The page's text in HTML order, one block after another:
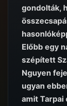
gondolták,
Előbb egy
szépített
Nguyen
ugyan
amit Tarpai